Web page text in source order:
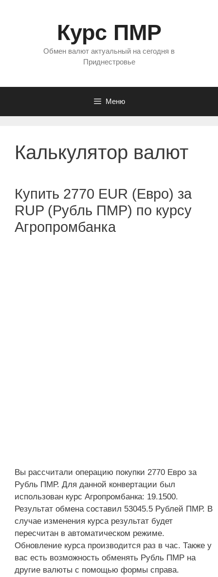
Курс ПМР
Обмен валют актуальный на сегодня в
Приднестровье
Меню
Калькулятор валют
Купить 2770 EUR (Евро) за
RUP (Рубль ПМР) по курсу
Агропромбанка
Вы рассчитали операцию покупки 2770 Евро за
Рубль ПМР. Для данной конвертации был
использован курс Агропромбанка: 19.1500.
Результат обмена составил 53045.5 Рублей ПМР. В
случае изменения курса результат будет
пересчитан в автоматическом режиме.
Обновление курса производится раз в час. Также у
вас есть возможность обменять Рубль ПМР на
другие валюты с помощью формы справа.